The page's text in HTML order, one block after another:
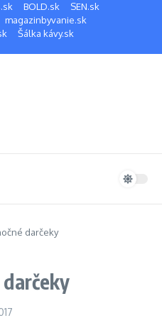
BOLD.sk
SEN.sk
magazinbyvanie.sk
Šálka kávy.sk
darčeky